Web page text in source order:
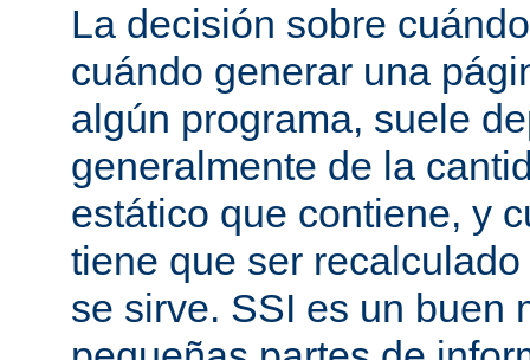
La decisión sobre
cuándo generar una
algún programa, suele
generalmente de la
estático que contiene, y
tiene que ser
se sirve. SSI es un buen